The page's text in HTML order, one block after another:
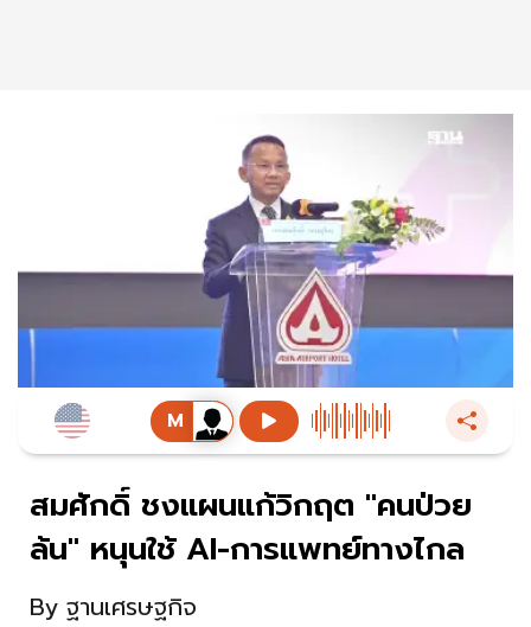
สมศักดิ์ ชงแผนแก้วิกฤต "คนป่วย
ล้น" หนุนใช้ AI-การแพทย์ทางไกล
By ฐานเศรษฐกิจ